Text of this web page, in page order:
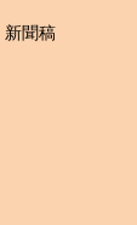
新聞稿